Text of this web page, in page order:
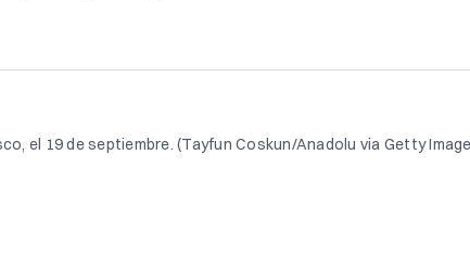
el 19 de septiembre. (Tayfun Coskun/Anadolu via Getty